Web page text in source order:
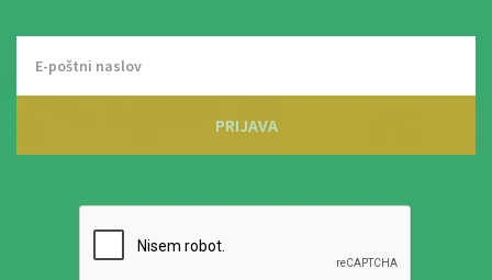
PRIJAVA